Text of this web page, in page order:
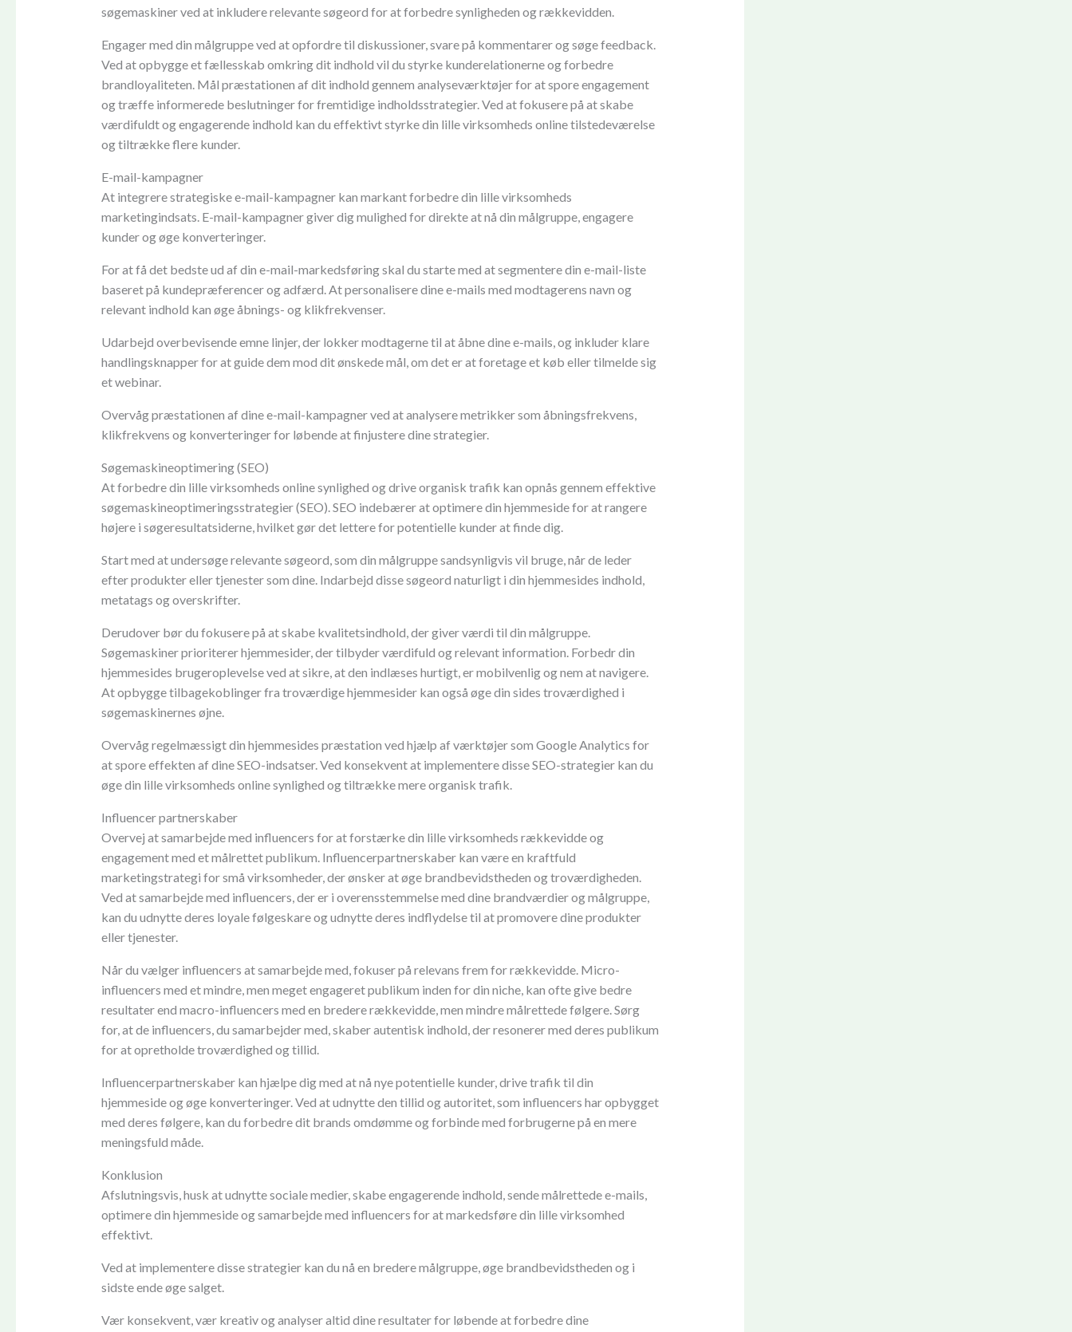
søgemaskiner ved at inkludere relevante søgeord for at forbedre synligheden og rækkevidden.
Engager med din målgruppe ved at opfordre til diskussioner, svare på kommentarer og søge feedback.
Ved at opbygge et fællesskab omkring dit indhold vil du styrke kunderelationerne og forbedre
brandloyaliteten. Mål præstationen af dit indhold gennem analyseværktøjer for at spore engagement
og træffe informerede beslutninger for fremtidige indholdsstrategier. Ved at fokusere på at skabe
værdifuldt og engagerende indhold kan du effektivt styrke din lille virksomheds online tilstedeværelse
og tiltrække flere kunder.
E-mail-kampagner
At integrere strategiske e-mail-kampagner kan markant forbedre din lille virksomheds
marketingindsats. E-mail-kampagner giver dig mulighed for direkte at nå din målgruppe, engagere
kunder og øge konverteringer.
For at få det bedste ud af din e-mail-markedsføring skal du starte med at segmentere din e-mail-liste
baseret på kundepræferencer og adfærd. At personalisere dine e-mails med modtagerens navn og
relevant indhold kan øge åbnings- og klikfrekvenser.
Udarbejd overbevisende emne linjer, der lokker modtagerne til at åbne dine e-mails, og inkluder klare
handlingsknapper for at guide dem mod dit ønskede mål, om det er at foretage et køb eller tilmelde sig
et webinar.
Overvåg præstationen af dine e-mail-kampagner ved at analysere metrikker som åbningsfrekvens,
klikfrekvens og konverteringer for løbende at finjustere dine strategier.
Søgemaskineoptimering (SEO)
At forbedre din lille virksomheds online synlighed og drive organisk trafik kan opnås gennem effektive
søgemaskineoptimeringsstrategier (SEO). SEO indebærer at optimere din hjemmeside for at rangere
højere i søgeresultatsiderne, hvilket gør det lettere for potentielle kunder at finde dig.
Start med at undersøge relevante søgeord, som din målgruppe sandsynligvis vil bruge, når de leder
efter produkter eller tjenester som dine. Indarbejd disse søgeord naturligt i din hjemmesides indhold,
metatags og overskrifter.
Derudover bør du fokusere på at skabe kvalitetsindhold, der giver værdi til din målgruppe.
Søgemaskiner prioriterer hjemmesider, der tilbyder værdifuld og relevant information. Forbedr din
hjemmesides brugeroplevelse ved at sikre, at den indlæses hurtigt, er mobilvenlig og nem at navigere.
At opbygge tilbagekoblinger fra troværdige hjemmesider kan også øge din sides troværdighed i
søgemaskinernes øjne.
Overvåg regelmæssigt din hjemmesides præstation ved hjælp af værktøjer som Google Analytics for
at spore effekten af dine SEO-indsatser. Ved konsekvent at implementere disse SEO-strategier kan du
øge din lille virksomheds online synlighed og tiltrække mere organisk trafik.
Influencer partnerskaber
Overvej at samarbejde med influencers for at forstærke din lille virksomheds rækkevidde og
engagement med et målrettet publikum. Influencerpartnerskaber kan være en kraftfuld
marketingstrategi for små virksomheder, der ønsker at øge brandbevidstheden og troværdigheden.
Ved at samarbejde med influencers, der er i overensstemmelse med dine brandværdier og målgruppe,
kan du udnytte deres loyale følgeskare og udnytte deres indflydelse til at promovere dine produkter
eller tjenester.
Når du vælger influencers at samarbejde med, fokuser på relevans frem for rækkevidde. Micro-
influencers med et mindre, men meget engageret publikum inden for din niche, kan ofte give bedre
resultater end macro-influencers med en bredere rækkevidde, men mindre målrettede følgere. Sørg
for, at de influencers, du samarbejder med, skaber autentisk indhold, der resonerer med deres publikum
for at opretholde troværdighed og tillid.
Influencerpartnerskaber kan hjælpe dig med at nå nye potentielle kunder, drive trafik til din
hjemmeside og øge konverteringer. Ved at udnytte den tillid og autoritet, som influencers har opbygget
med deres følgere, kan du forbedre dit brands omdømme og forbinde med forbrugerne på en mere
meningsfuld måde.
Konklusion
Afslutningsvis, husk at udnytte sociale medier, skabe engagerende indhold, sende målrettede e-mails,
optimere din hjemmeside og samarbejde med influencers for at markedsføre din lille virksomhed
effektivt.
Ved at implementere disse strategier kan du nå en bredere målgruppe, øge brandbevidstheden og i
sidste ende øge salget.
Vær konsekvent, vær kreativ og analyser altid dine resultater for løbende at forbedre dine